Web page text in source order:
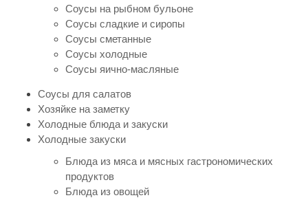
Соусы на рыбном бульоне
Соусы сладкие и сиропы
Соусы сметанные
Соусы холодные
Соусы яично-масляные
Соусы для салатов
Хозяйке на заметку
Холодные блюда и закуски
Холодные закуски
Блюда из мяса и мясных гастрономических
продуктов
Блюда из овощей